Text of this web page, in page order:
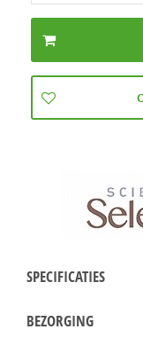
SPECIFICATIES
BEZORGING